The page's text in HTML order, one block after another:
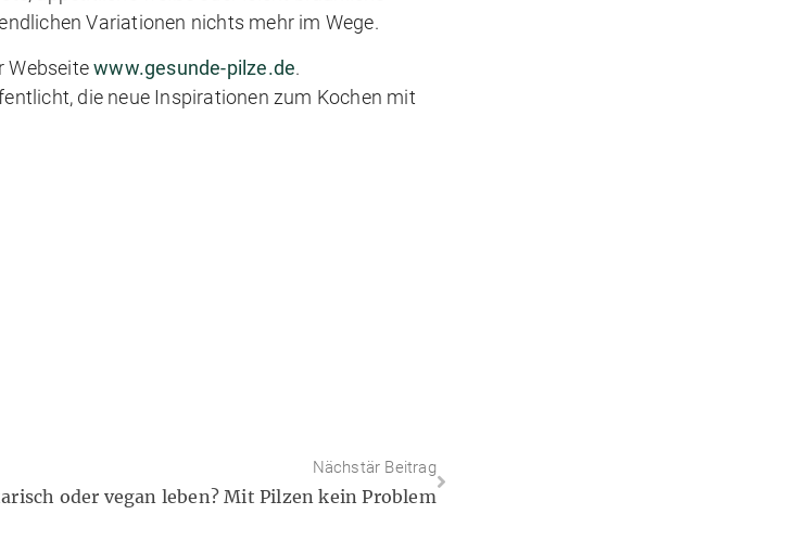
Variationen nichts mehr im Wege.
Webseitewww.gesunde-pilze.de.
die neue Inspirationen zum Kochen mit
Nächstär Beitrag
oder vegan leben? Mit Pilzen kein Problem